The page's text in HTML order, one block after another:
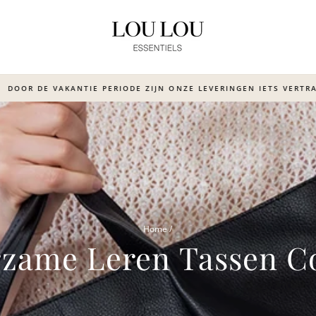
Translation
missing:
DE VAKANTIE PERIODE ZIJN ONZE LEVERINGEN IETS
Home/
Leren Tassen